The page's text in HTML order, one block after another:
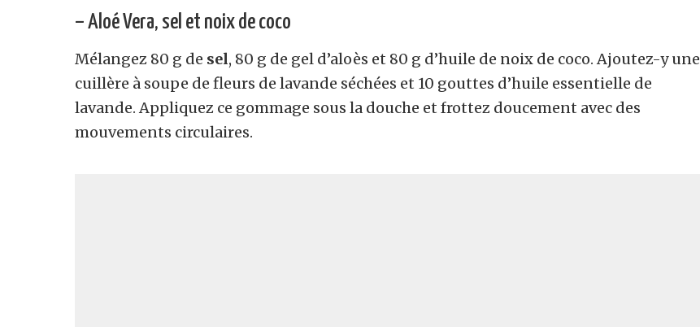
– Aloé Vera, sel et noix de coco
Mélangez 80 g de sel, 80 g de gel d’aloès et 80 g d’huile de noix de coco. Ajoutez-y une
cuillère à soupe de fleurs de lavande séchées et 10 gouttes d’huile essentielle de
lavande. Appliquez ce gommage sous la douche et frottez doucement avec des
mouvements circulaires.